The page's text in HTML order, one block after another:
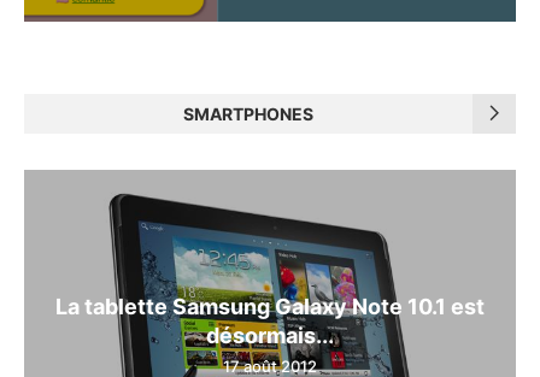
SMARTPHONES
La tablette Samsung Galaxy Note 10.1 est
désormais...
17 août 2012